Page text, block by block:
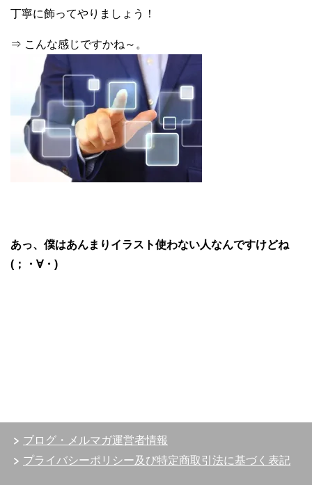
丁寧に飾ってやりましょう！
⇒ こんな感じですかね～。
あっ、僕はあんまりイラスト使わない人なんですけどね
(；・∀・)
ブログ・メルマガ運営者情報
プライバシーポリシー及び特定商取引法に基づく表記